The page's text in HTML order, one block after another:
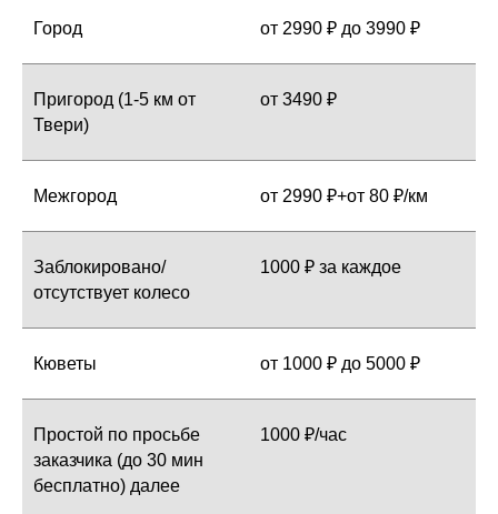
Город от 2990 ₽ до 3990 ₽
Пригород (1-5 км от
Твери)
от 3490 ₽
Межгород от 2990 ₽+от 80 ₽/км
Заблокировано/
отсутствует колесо
1000 ₽ за каждое
Кюветы от 1000 ₽ до 5000 ₽
Простой по просьбе
заказчика (до 30 мин
бесплатно) далее
1000 ₽/час